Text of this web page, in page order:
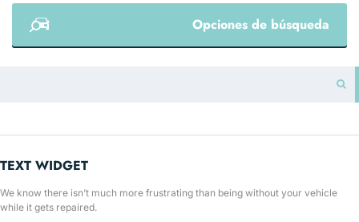
Opciones de búsqueda
TEXT WIDGET
We know there isn’t much more frustrating than being without your vehicle
while it gets repaired.